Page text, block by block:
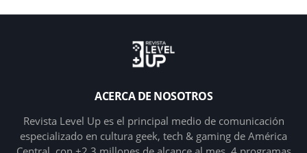
ACERCA DE NOSOTROS
Revista Level Up es el principal medio de comunicación
especializado en cultura geek, tech & gaming de América